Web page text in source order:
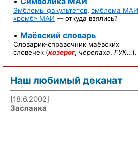
Эмблемы факультетов, эмблема МАИ
«ромб» МАИ — откуда взялись?
• Маёвский словарь
Словарик-справочник маёвских
словечек (козерог, черепаха, ГУК…).
Наш любимый деканат
[18.6.2002]
Засланка